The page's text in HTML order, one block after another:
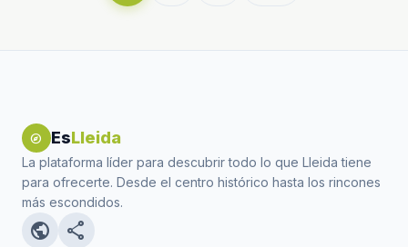
explore EsLleida
La plataforma líder para descubrir todo lo que Lleida tiene
para ofrecerte. Desde el centro histórico hasta los rincones
más escondidos.
public share